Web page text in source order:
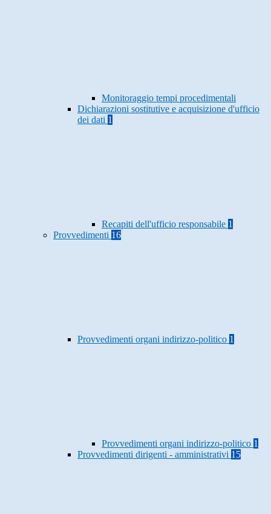
Monitoraggio tempi procedimentali
Dichiarazioni sostitutive e acquisizione d'ufficio
dei dati 1
Recapiti dell'ufficio responsabile 1
Provvedimenti 16
Provvedimenti organi indirizzo-politico 1
Provvedimenti organi indirizzo-politico 1
Provvedimenti dirigenti - amministrativi 15